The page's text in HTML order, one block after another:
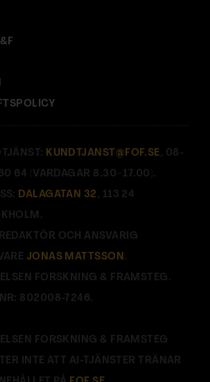
KUNDTJANST@FOF.SE , 08-
64 (VARDAGAR 8.30–17.00).
DALAGATAN 32 , 113 24
OCH ANSVARIG
JONAS MATTSSON .
FORSKNING & FRAMSTEG.
802008-7246.
FORSKNING & FRAMSTEG
INTE ATT AI-TJÄNSTER TRÄNAR